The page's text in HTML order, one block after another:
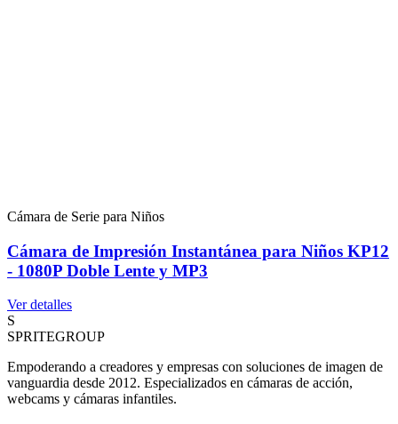
Cámara de Serie para Niños
Cámara de Impresión Instantánea para Niños KP12
- 1080P Doble Lente y MP3
Ver detalles
S
SPRITEGROUP
Empoderando a creadores y empresas con soluciones de imagen de
vanguardia desde 2012. Especializados en cámaras de acción,
webcams y cámaras infantiles.